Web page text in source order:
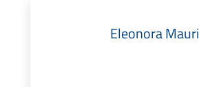
Eleonora Mauri